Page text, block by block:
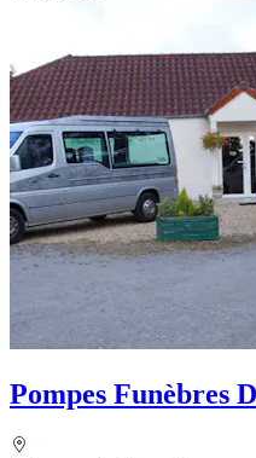
Pompes Funèbres